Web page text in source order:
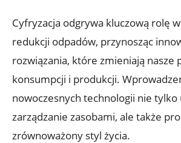
Cyfryzacja odgrywa kluczową rolę
redukcji odpadów, przynosząc
rozwiązania, które zmieniają nasze
konsumpcji i produkcji.
nowoczesnych technologii nie tylko
zarządzanie zasobami, ale także
zrównoważony styl życia.